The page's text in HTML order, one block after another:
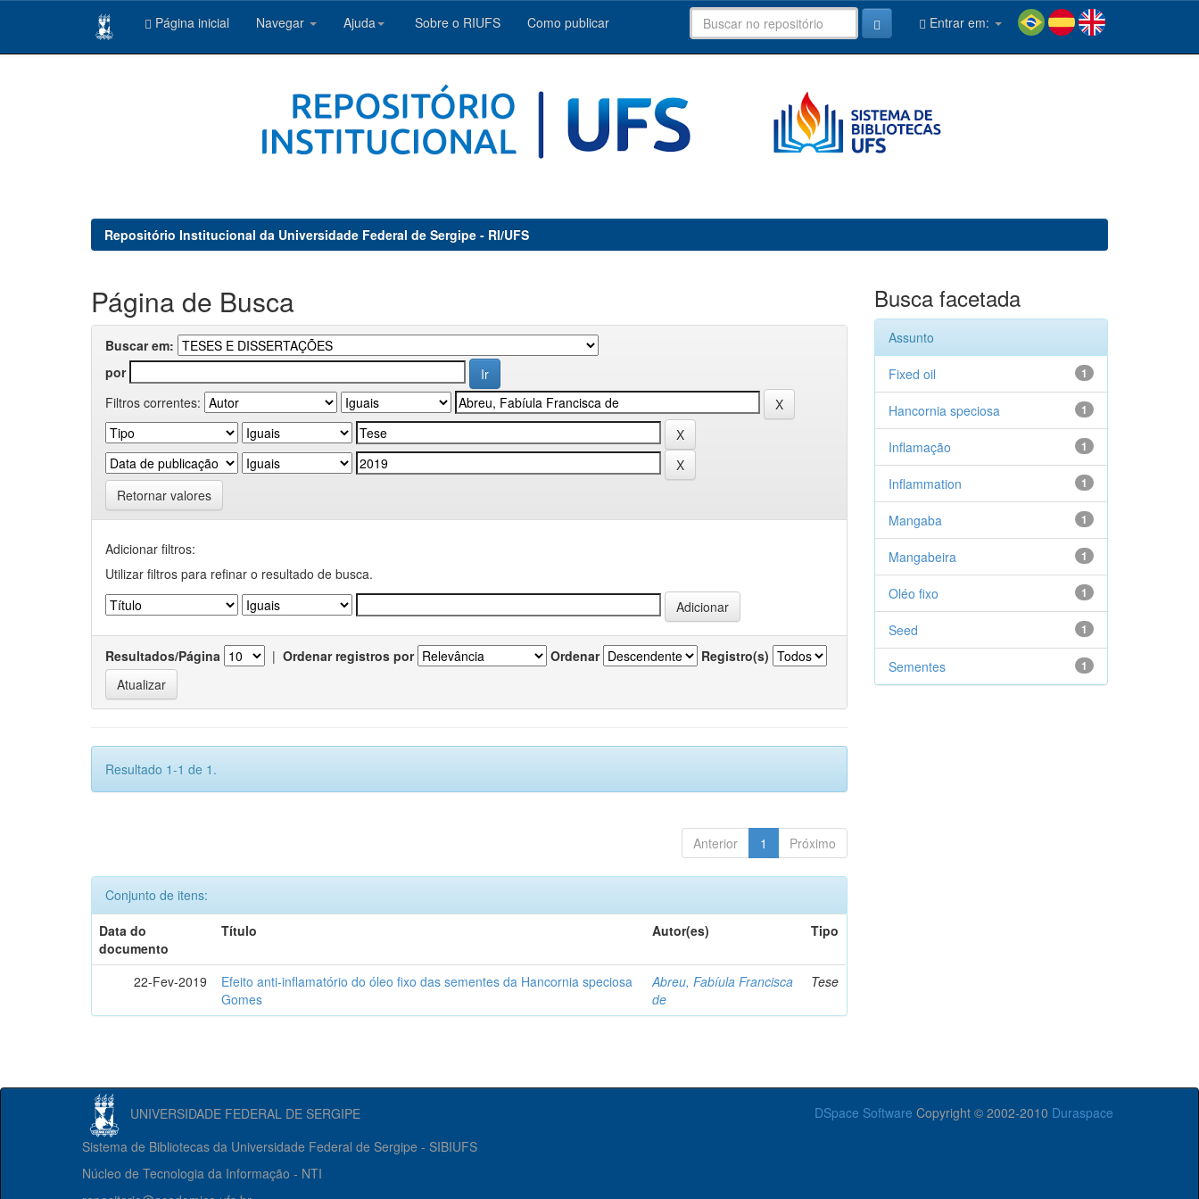
Página inicial Navegar Ajuda Sobre o RIUFS Como publicar Entrar em:
Repositório Institucional da Universidade Federal de Sergipe - RI/UFS
Página de Busca
Buscar em:
por
Filtros correntes:
Retornar valores
Adicionar filtros:
Utilizar filtros para refinar o resultado de busca.
Resultados/Página | Ordenar registros por Ordenar Registro(s)
Resultado 1-1 de 1.
Anterior 1 Próximo
Conjunto de itens:
Data do
documento
Título Autor(es) Tipo
22-Fev-2019
Efeito anti-inflamatório do óleo fixo das sementes da Hancornia speciosa
Gomes
Abreu, Fabíula Francisca
de
Tese
Busca facetada
Assunto
1
Fixed oil
1
Hancornia speciosa
1
Inflamação
1
Inflammation
1
Mangaba
1
Mangabeira
1
Oléo fixo
1
Seed
1
Sementes
UNIVERSIDADE FEDERAL DE SERGIPE DSpace Software Copyright © 2002-2010 Duraspace
Sistema de Bibliotecas da Universidade Federal de Sergipe - SIBIUFS
Núcleo de Tecnologia da Informação - NTI